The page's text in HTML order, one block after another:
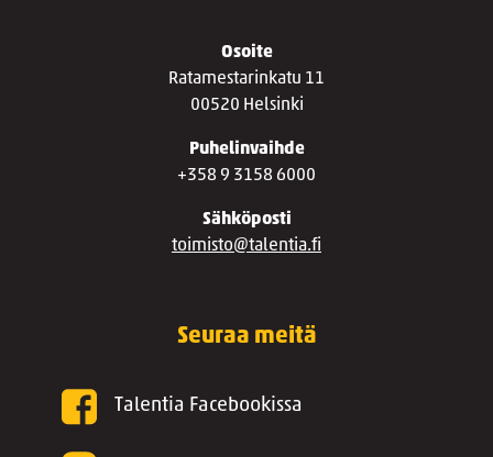
Osoite
Ratamestarinkatu 11
00520 Helsinki
Puhelinvaihde
+358 9 3158 6000
Sähköposti
toimisto@talentia.fi
Seuraa meitä
Talentia Facebookissa